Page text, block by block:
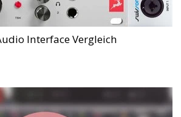
Interface Vergleich